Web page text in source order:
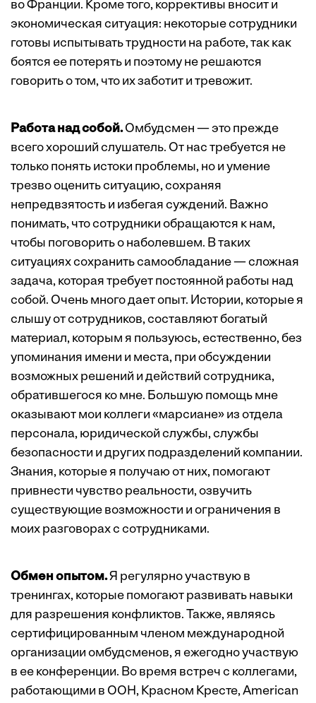
во Франции. Кроме того, коррективы вносит и
экономическая ситуация: некоторые сотрудники
готовы испытывать трудности на работе, так как
боятся ее потерять и поэтому не решаются
говорить о том, что их заботит и тревожит.
Работа над собой.Омбудсмен — это прежде
всего хороший слушатель. От нас требуется не
только понять истоки проблемы, но и умение
трезво оценить ситуацию, сохраняя
непредвзятость и избегая суждений. Важно
понимать, что сотрудники обращаются к нам,
чтобы поговорить о наболевшем. В таких
ситуациях сохранить самообладание — сложная
задача, которая требует постоянной работы над
собой. Очень много дает опыт. Истории, которые я
слышу от сотрудников, составляют богатый
материал, которым я пользуюсь, естественно, без
упоминания имени и места, при обсуждении
возможных решений и действий сотрудника,
обратившегося ко мне. Большую помощь мне
оказывают мои коллеги «марсиане» из отдела
персонала, юридической службы, службы
безопасности и других подразделений компании.
Знания, которые я получаю от них, помогают
привнести чувство реальности, озвучить
существующие возможности и ограничения в
моих разговорах с сотрудниками.
Обмен опытом.Я регулярно участвую в
тренингах, которые помогают развивать навыки
для разрешения конфликтов. Также, являясь
сертифицированным членом международной
организации омбудсменов, я ежегодно участвую
в ее конференции. Во время встреч с коллегами,
работающими в ООН, Красном Кресте, American